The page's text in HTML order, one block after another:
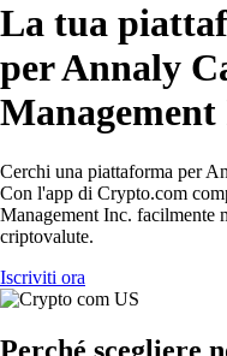
La tua
per Annaly
Management
Cerchi una piattaforma per
Con l'app di Crypto.com
Management Inc. facilmente
criptovalute.
Iscriviti ora
Perché scegliere